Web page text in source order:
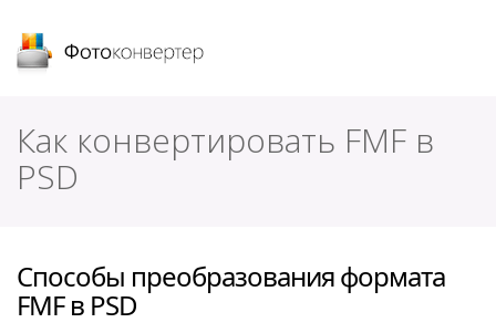
Как конвертировать FMF в
PSD
Способы преобразования формата
FMF в PSD